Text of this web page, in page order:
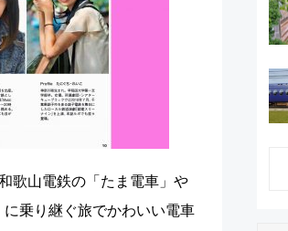
歌山電鉄の「たま電車」や
乗り継ぐ旅でかわいい電車